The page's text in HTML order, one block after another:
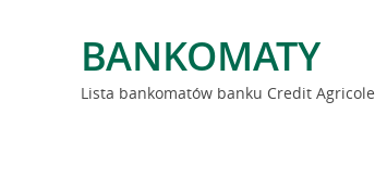
BANKOMATY
Lista bankomatów banku Credit Agricole